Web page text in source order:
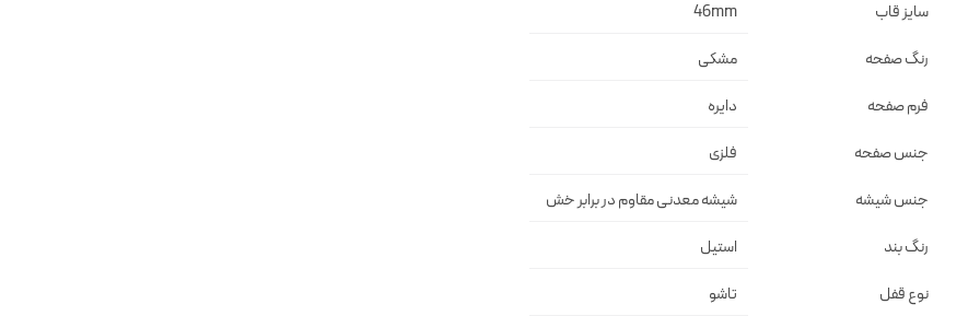
سایز قاب 46mm
رنگ صفحه مشكى
فرم صفحه دايره
جنس صفحه فلزى
جنس شیشه شيشه معدنى مقاوم در برابر خش
رنگ بند استيل
نوع قفل تاشو